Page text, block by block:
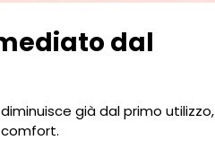
dal
già dal primo utilizzo,